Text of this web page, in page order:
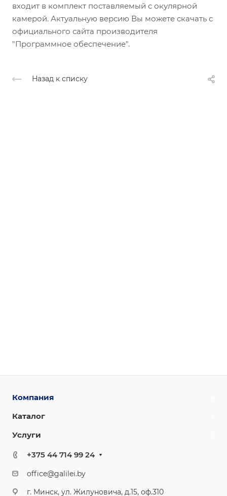
входит в комплект поставляемый с окулярной
камерой. Актуальную версию Вы можете скачать с
официального сайта производителя
"Программное обеспечение".
Назад к списку
Компания
Каталог
Услуги
+375 44 714 99 24
office@galilei.by
г. Минск, ул. Жилуновича, д.15, оф.310